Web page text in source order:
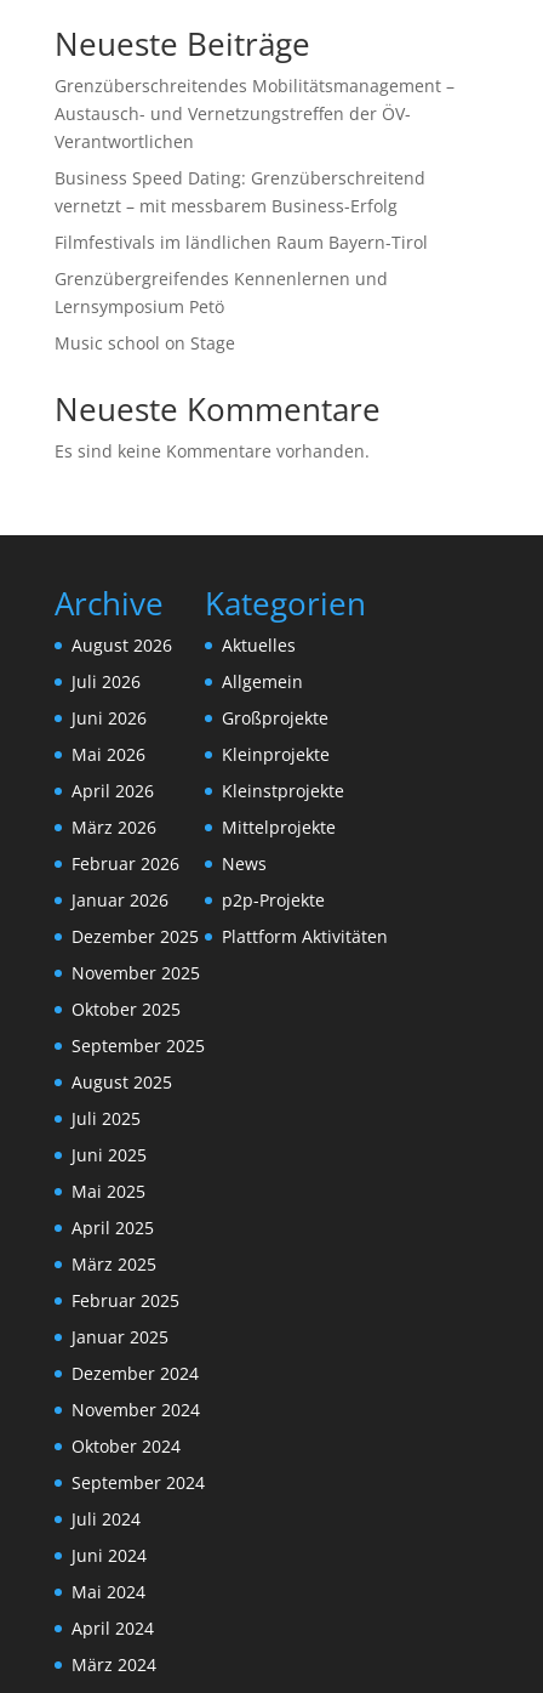
Neueste Beiträge
Grenzüberschreitendes Mobilitätsmanagement –
Austausch- und Vernetzungstreffen der ÖV-
Verantwortlichen
Business Speed Dating: Grenzüberschreitend
vernetzt – mit messbarem Business-Erfolg
Filmfestivals im ländlichen Raum Bayern-Tirol
Grenzübergreifendes Kennenlernen und
Lernsymposium Petö
Music school on Stage
Neueste Kommentare
Es sind keine Kommentare vorhanden.
Archive
August 2026
Juli 2026
Juni 2026
Mai 2026
April 2026
März 2026
Februar 2026
Januar 2026
Dezember 2025
November 2025
Oktober 2025
September 2025
August 2025
Juli 2025
Juni 2025
Mai 2025
April 2025
März 2025
Februar 2025
Januar 2025
Dezember 2024
November 2024
Oktober 2024
September 2024
Juli 2024
Juni 2024
Mai 2024
April 2024
März 2024
Kategorien
Aktuelles
Allgemein
Großprojekte
Kleinprojekte
Kleinstprojekte
Mittelprojekte
News
p2p-Projekte
Plattform Aktivitäten